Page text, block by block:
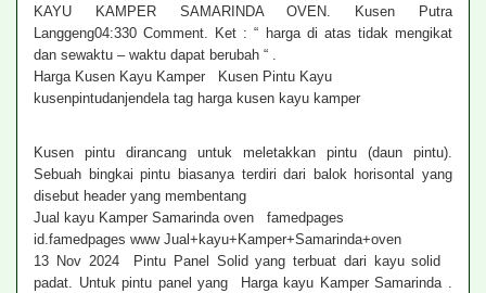
KAYU KAMPER SAMARINDA OVEN. Kusen Putra
Langgeng04:330 Comment. Ket : “ harga di atas tidak mengikat
dan sewaktu – waktu dapat berubah “ .
Harga Kusen Kayu Kamper Kusen Pintu Kayu
kusenpintudanjendela tag harga kusen kayu kamper
Kusen pintu dirancang untuk meletakkan pintu (daun pintu).
Sebuah bingkai pintu biasanya terdiri dari balok horisontal yang
disebut header yang membentang
Jual kayu Kamper Samarinda oven famedpages
id.famedpages www Jual+kayu+Kamper+Samarinda+oven
13 Nov 2024 Pintu Panel Solid yang terbuat dari kayu solid
padat. Untuk pintu panel yang Harga kayu Kamper Samarinda .